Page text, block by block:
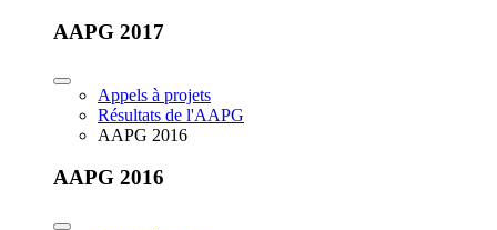
AAPG 2017
Appels à projets
Résultats de l'AAPG
AAPG 2016
AAPG 2016